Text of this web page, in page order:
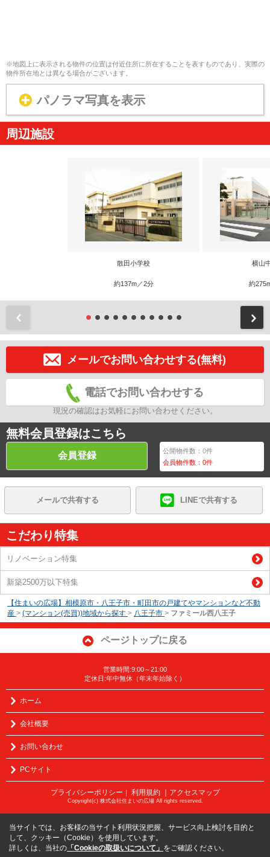
※地図上に表示される物件の位置は付近住所に所在することを表すものであり、実際の
物件所在地とは異なる場合がございます。
パノラマ写真を表示
周辺施設
散田小学校
約137m／2分
横山
約
メールでお問い合わせする(無料)
電話でお問い合わせする
現況の確認はお気軽にお問い合わせください。
無料会員登録はこちら
会員登録 公開物件数：0件
会員物件数：0件
メールで共有する LINEで共有する
こだわり特集
リノベーション特集
新築2500万以下特集
【住まいの広場】相模原市・八王子市・町田市の戸建てやマンションなど不動
産 > (マンション(売買))地域から探す > 八王子市 > ファミール西八王子
ページトップに戻る
営業時間:9:00～21:00
定休日:年中無休（年末年始除く）
ホーム
会社概要
お問い合わせ
PCサイト
プライバシーポリシー 利用規約 ｜アクセスマップ
Copyright(c) 株式会社住まいの広場 All rights reserved.
当サイトでは、お客様の当サイト利用状況把握、サービス向上検討を目的と
して、クッキー（Cookie）を使用しています。
詳しくは、当社の 「Cookieの取扱いについて」 をご確認ください。